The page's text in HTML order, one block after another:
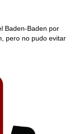
Baden-Baden por
pero no pudo evitar